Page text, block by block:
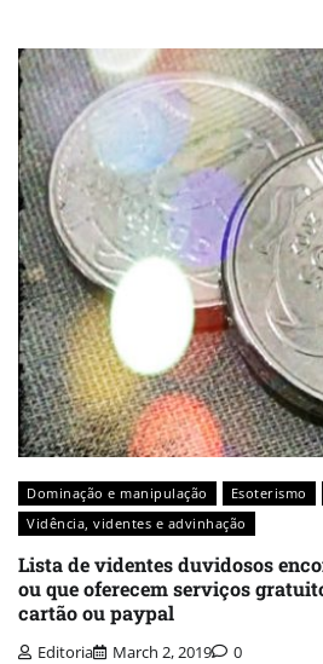
Dominação e manipulação Esoterismo
Vidência, videntes e advinhação
Lista de videntes duvidosos
ou que oferecem serviços
cartão ou paypal
Editoria March 2, 2019 0